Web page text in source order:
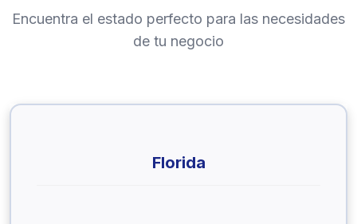
Encuentra el estado perfecto para las necesidades
de tu negocio
Florida